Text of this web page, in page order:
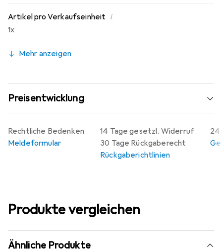
Artikel pro Verkaufseinheit i
1x
Mehr anzeigen
Preisentwicklung
14 Tage gesetzl. Widerruf
30 Tage Rückgaberecht
Rückgaberichtlinien
24
Rechtliche Bedenken
Meldeformular
Produkte vergleichen
Ähnliche Produkte